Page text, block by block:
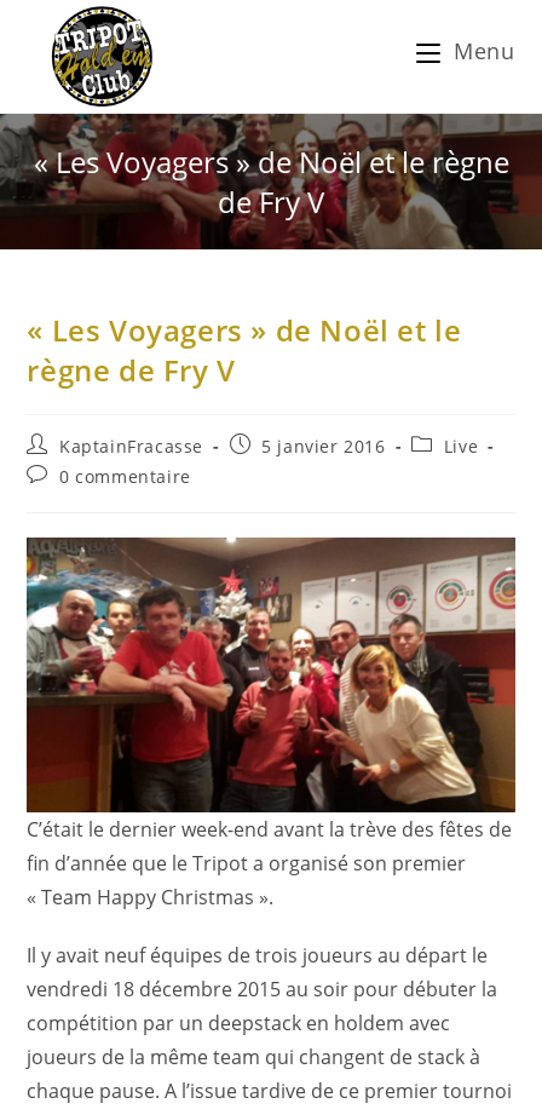
Menu
« Les Voyagers » de Noël et le règne
de Fry V
« Les Voyagers » de Noël et le
règne de Fry V
KaptainFracasse 5 janvier 2016
Live
0 commentaire
C’était le dernier week-end avant la trève des fêtes de
fin d’année que le Tripot a organisé son premier
« Team Happy Christmas ».
Il y avait neuf équipes de trois joueurs au départ le
vendredi 18 décembre 2015 au soir pour débuter la
compétition par un deepstack en holdem avec
joueurs de la même team qui changent de stack à
chaque pause. A l’issue tardive de ce premier tournoi